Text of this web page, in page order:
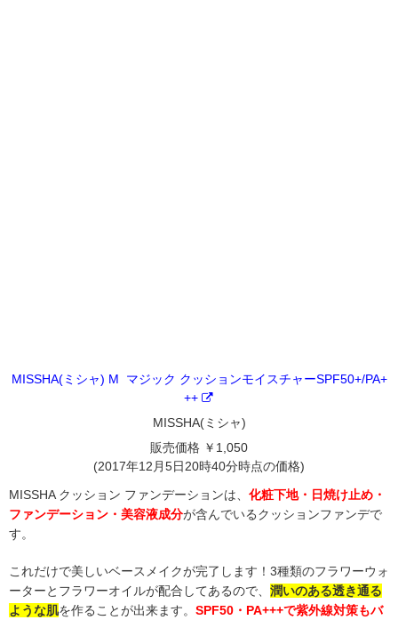
MISSHA(ミシャ) M マジック クッションモイスチャーSPF50+/PA+
++
MISSHA(ミシャ)
販売価格 ￥1,050
(2017年12月5日20時40分時点の価格)
MISSHA クッション ファンデーションは、 化粧下地・日焼け止め・
ファンデーション・美容液成分が含んでいるクッションファンデで
す。
これだけで美しいベースメイクが完了します！3種類のフラワーウォ
ーターとフラワーオイルが配合してあるので、 潤いのある透き通る
ような肌を作ることが出来ます。 SPF50・PA+++で紫外線対策もバ